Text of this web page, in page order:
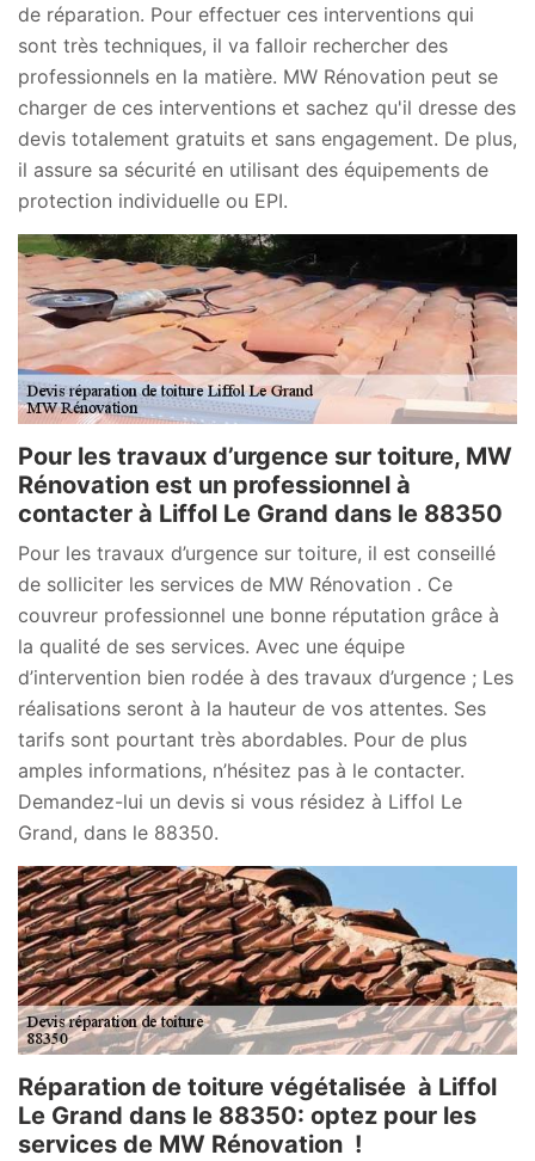
de réparation. Pour effectuer ces interventions qui
sont très techniques, il va falloir rechercher des
professionnels en la matière. MW Rénovation peut se
charger de ces interventions et sachez qu'il dresse des
devis totalement gratuits et sans engagement. De plus,
il assure sa sécurité en utilisant des équipements de
protection individuelle ou EPI.
Pour les travaux d’urgence sur toiture, MW
Rénovation est un professionnel à
contacter à Liffol Le Grand dans le 88350
Pour les travaux d’urgence sur toiture, il est conseillé
de solliciter les services de MW Rénovation . Ce
couvreur professionnel une bonne réputation grâce à
la qualité de ses services. Avec une équipe
d’intervention bien rodée à des travaux d’urgence ; Les
réalisations seront à la hauteur de vos attentes. Ses
tarifs sont pourtant très abordables. Pour de plus
amples informations, n’hésitez pas à le contacter.
Demandez-lui un devis si vous résidez à Liffol Le
Grand, dans le 88350.
Réparation de toiture végétalisée à Liffol
Le Grand dans le 88350: optez pour les
services de MW Rénovation !